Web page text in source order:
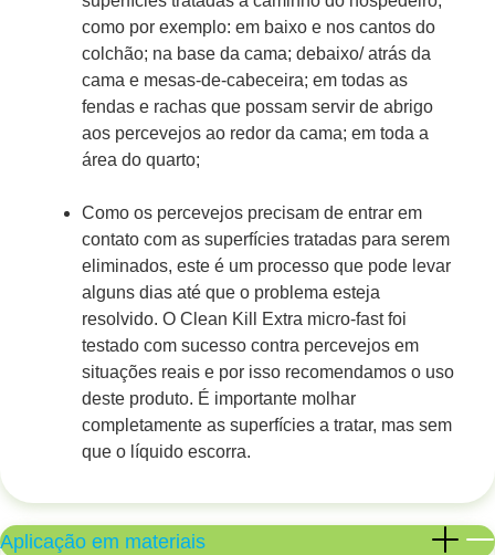
como por exemplo: em baixo e nos cantos do
colchão; na base da cama; debaixo/ atrás da
cama e mesas-de-cabeceira; em todas as
fendas e rachas que possam servir de abrigo
aos percevejos ao redor da cama; em toda a
área do quarto;
Como os percevejos precisam de entrar em
contato com as superfícies tratadas para serem
eliminados, este é um processo que pode levar
alguns dias até que o problema esteja
resolvido. O Clean Kill Extra micro-fast foi
testado com sucesso contra percevejos em
situações reais e por isso recomendamos o uso
deste produto. É importante molhar
completamente as superfícies a tratar, mas sem
que o líquido escorra.
Aplicação em materiais